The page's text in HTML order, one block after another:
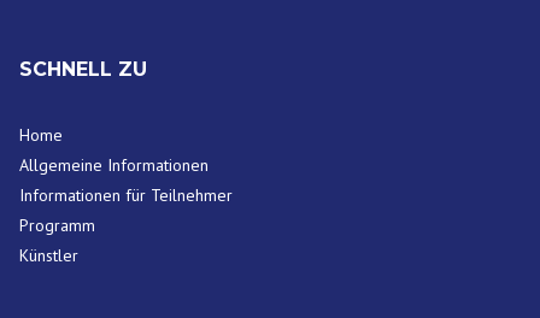
SCHNELL ZU
Home
Allgemeine Informationen
Informationen für Teilnehmer
Programm
Künstler